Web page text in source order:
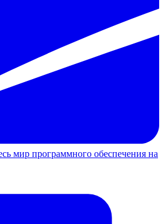
мир программного обеспечения на